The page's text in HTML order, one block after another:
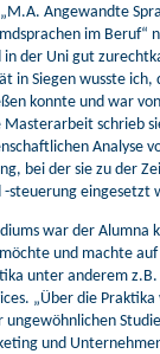
Angewandte
im Beruf“
der Uni gut
in Siegen wusste ich,
konnte und war
schrieb
Analyse
bei der sie zu der
steuerung eingesetzt
war der Alumna
und machte
unter anderem
„Über die
ungewöhnlichen
und